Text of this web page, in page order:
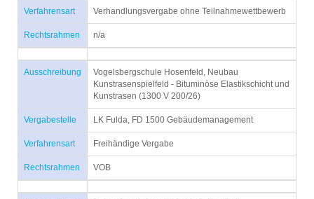
Verfahrensart Verhandlungsvergabe ohne Teilnahmewettbewerb
Rechtsrahmen n/a
Ausschreibung
Vogelsbergschule Hosenfeld, Neubau
Kunstrasenspielfeld - Bituminöse Elastikschicht und
Kunstrasen (1300 V 200/26)
Vergabestelle LK Fulda, FD 1500 Gebäudemanagement
Verfahrensart Freihändige Vergabe
Rechtsrahmen VOB